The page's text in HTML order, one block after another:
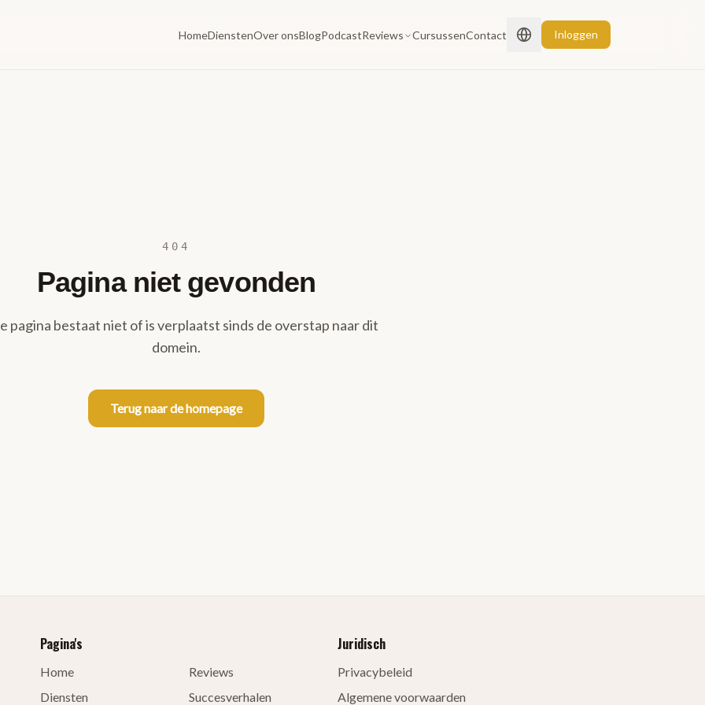
HomeDienstenOver onsBlogPodcastReviews CursussenContact Inloggen
404
Pagina niet gevonden
pagina bestaat niet of is verplaatst sinds de overstap naar dit
domein.
Terug naar de homepage
Pagina's
Home
Diensten
Reviews
Succesverhalen
Juridisch
Privacybeleid
Algemene voorwaarden